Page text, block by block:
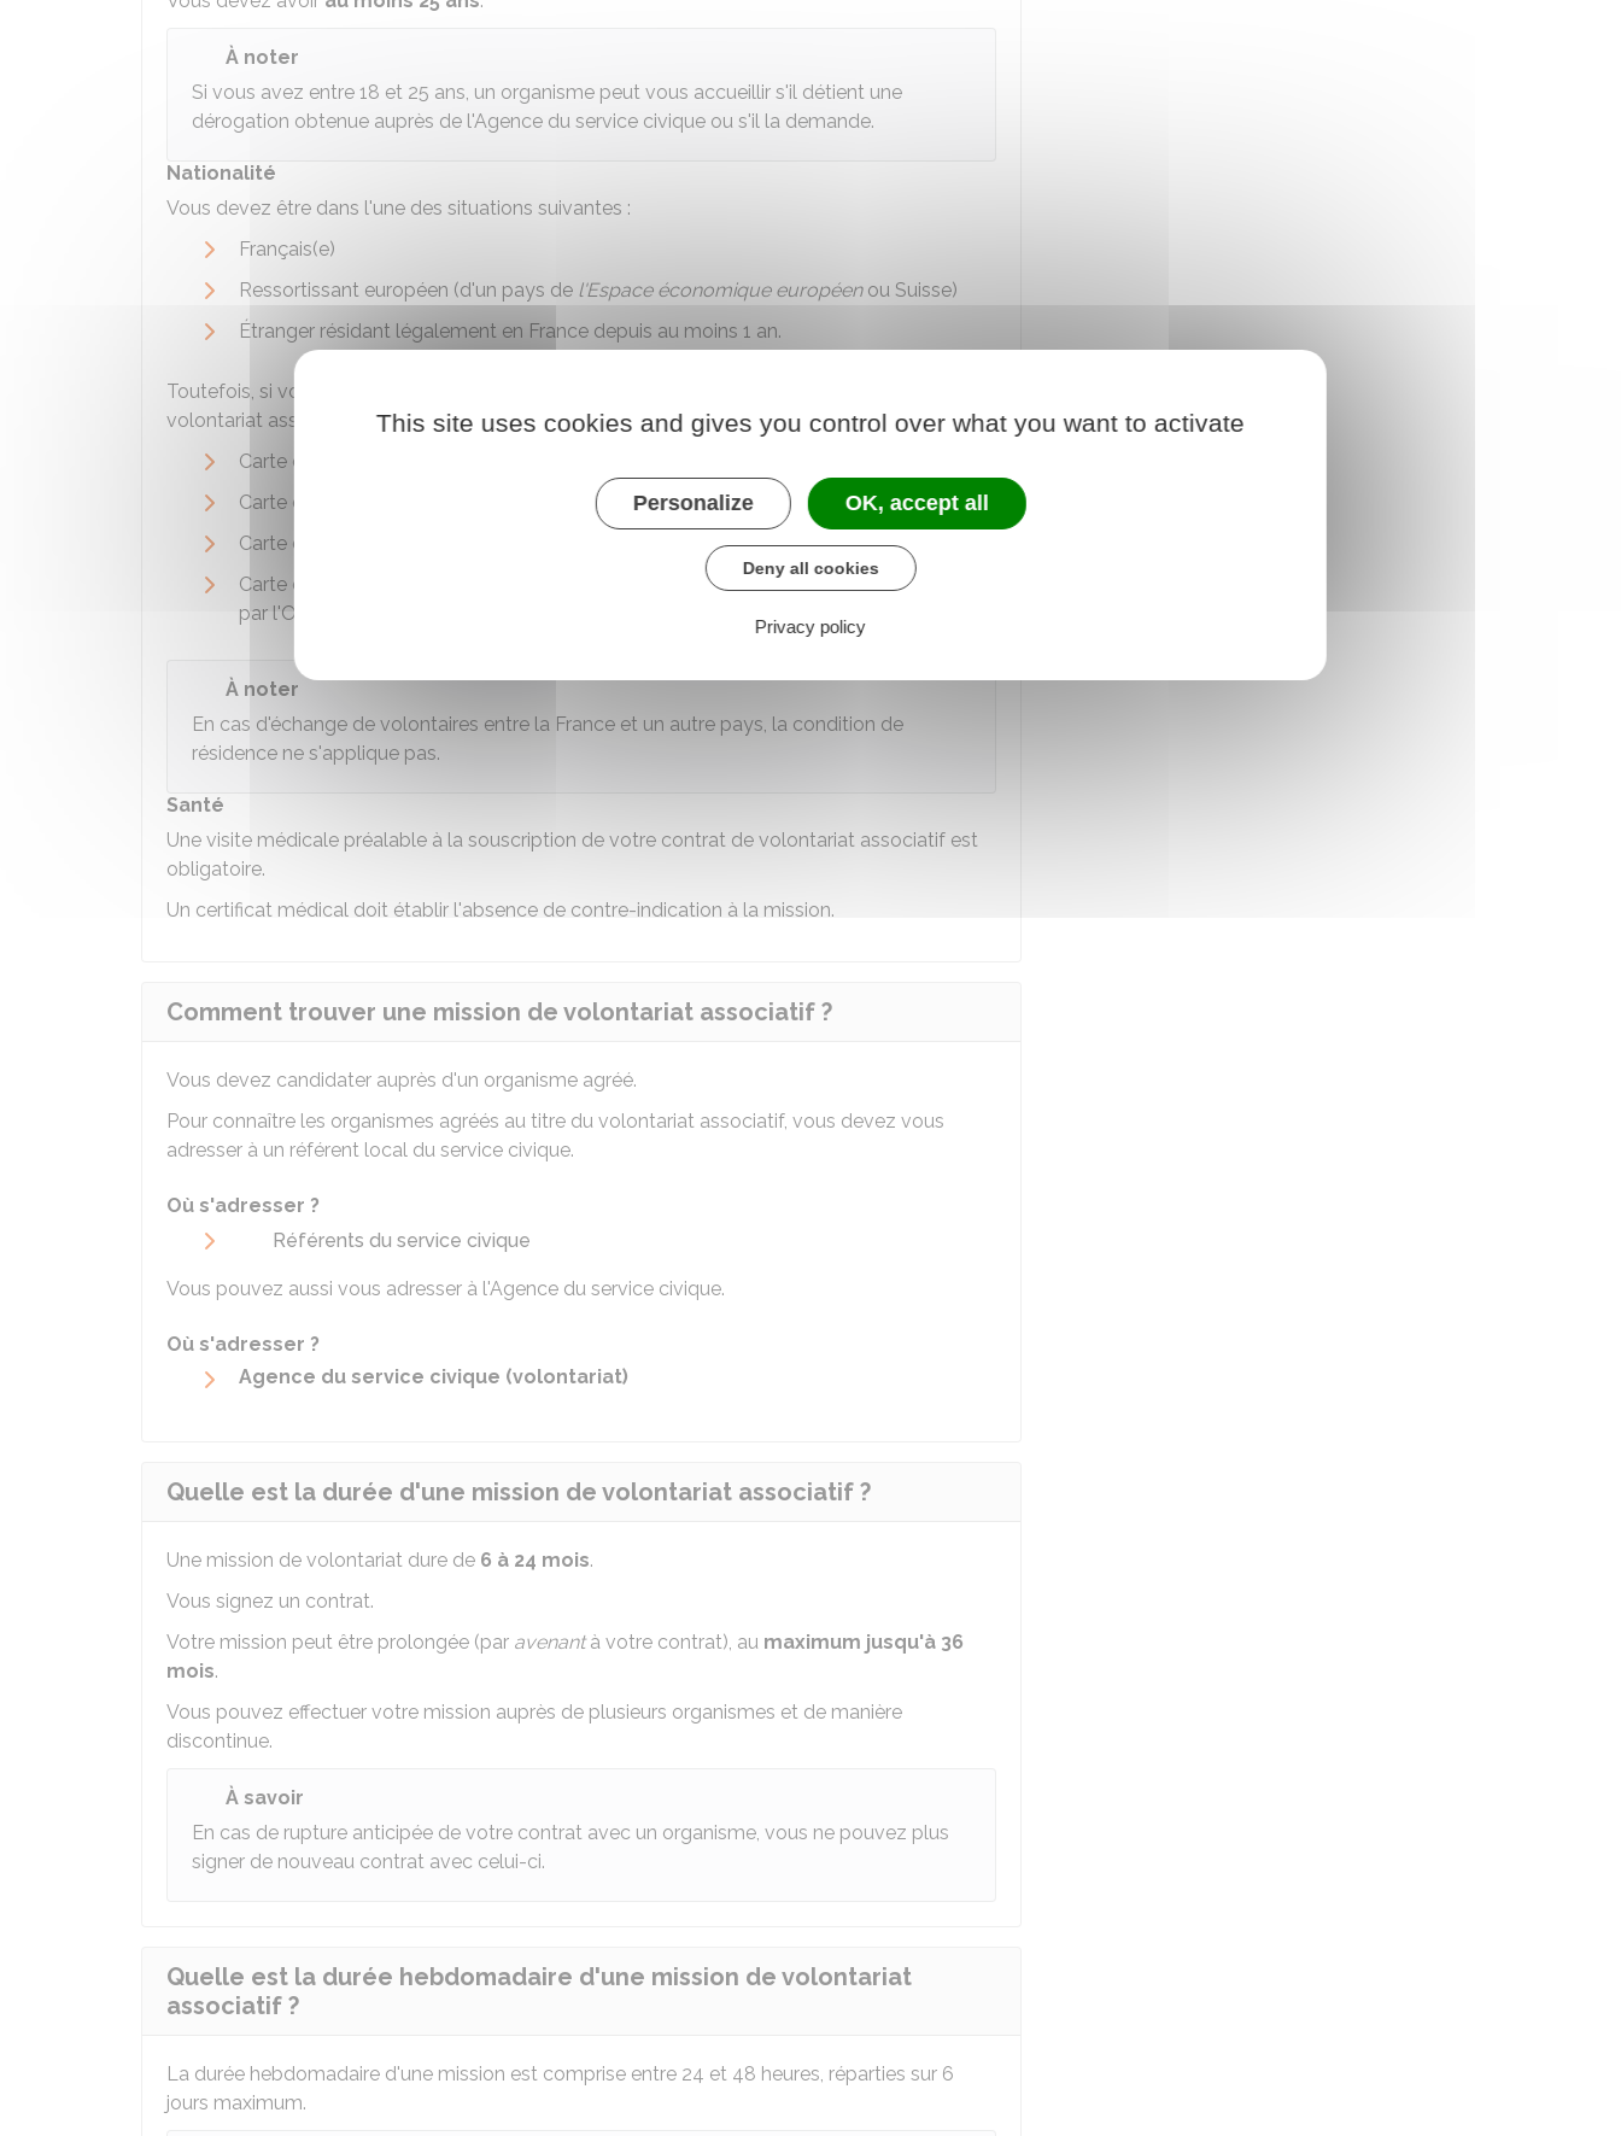
À noter
Si vous avez entre 18 et 25 ans, un organisme peut vous accueillir s'il détient une
dérogation obtenue auprès de l'Agence du service civique ou s'il la demande.
Nationalité
Vous devez être dans l'une des situations suivantes :
Français(e)
Ressortissant européen (d'un pays de l'Espace économique européenou Suisse)
Étranger résidant légalement en France depuis au moins 1 an.
Toutefois, si vous ne résidez pas en France depuis au moins 1 an, vous pouvez postuler au
volontariat associatif si vous disposez de l'un de titres de séjour suivants :
Carte de séjour temporaire ou visa portant la mention étudiant
Carte de séjour temporaire avec mention "vie privée et familiale"
Carte de séjour pluriannuelle générale
Carte de résidence d'un étranger reconnu réfugié (ou un récépissé de reconnaissance
par l'Ofpra
À noter
En cas d'échange de volontaires entre la France et un autre pays, la condition de
résidence ne s'applique pas.
Santé
Une visite médicale préalable à la souscription de votre contrat de volontariat associatif est
obligatoire.
Un certificat médical doit établir l'absence de contre-indication à la mission.
Comment trouver une mission de volontariat associatif ?
Vous devez candidater auprès d'un organisme agréé.
Pour connaître les organismes agréés au titre du volontariat associatif, vous devez vous
adresser à un référent local du service civique.
Où s'adresser ?
Référents du service civique
Vous pouvez aussi vous adresser à l'Agence du service civique.
Où s'adresser ?
Agence du service civique (volontariat)
Quelle est la durée d'une mission de volontariat associatif ?
Une mission de volontariat dure de 6 à 24 mois.
Vous signez un contrat.
Votre mission peut être prolongée (par avenantà votre contrat), au maximum jusqu'à 36
mois.
Vous pouvez effectuer votre mission auprès de plusieurs organismes et de manière
discontinue.
À savoir
En cas de rupture anticipée de votre contrat avec un organisme, vous ne pouvez plus
signer de nouveau contrat avec celui-ci.
Quelle est la durée hebdomadaire d'une mission de volontariat
associatif ?
La durée hebdomadaire d'une mission est comprise entre 24 et 48 heures, réparties sur 6
jours maximum.
This site uses cookies and gives you control over what you want to activate
Personalize OK, accept all
Deny all cookies
Privacy policy